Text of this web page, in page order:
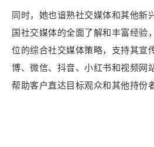
同时，她也谙熟社交媒体和其他新
国社交媒体的全面了解和丰富经验
位的综合社交媒体策略，支持其宣
博、微信、抖音、小红书和视频网
帮助客户直达目标观众和其他持份者